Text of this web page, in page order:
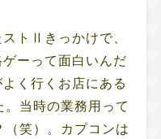
トⅡきっかけで、
ーって面白いんだ
く行くお店にある
当時の業務用って
笑）。カプコンは